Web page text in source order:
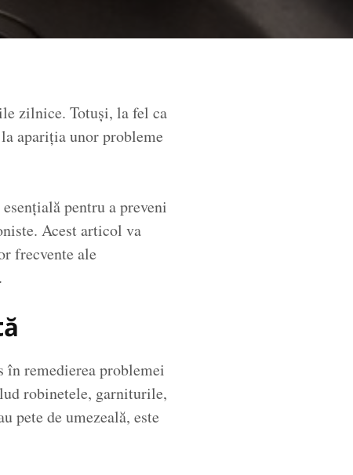
zilnice. Totuși, la fel ca
apariția unor probleme
pentru a preveni
Acest articol va
frecvente ale
în remedierea problemei
robinetele, garniturile,
pete de umezeală, este